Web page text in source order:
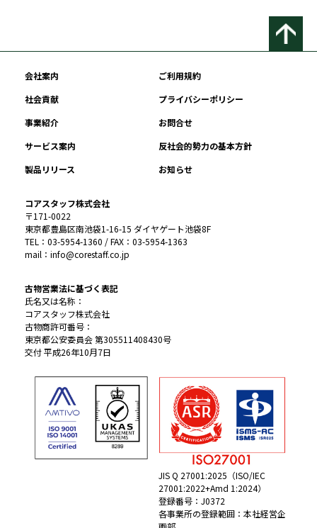
会社案内
ご利用規約
社会貢献
プライバシーポリシー
事業紹介
お問合せ
サービス案内
反社会的勢力の基本方針
製品リリース
お知らせ
コアスタッフ株式会社
〒171-0022
東京都豊島区南池袋1-16-15 ダイヤゲート池袋8F
TEL：03-5954-1360 / FAX：03-5954-1363
mail：info@corestaff.co.jp
古物営業法に基づく表記
氏名又は名称：
コアスタッフ株式会社
古物商許可番号：
東京都公安委員会 第305511408430号
交付 平成26年10月7日
JIS Q 27001:2025（ISO/IEC
27001:2022+Amd 1:2024）
登録番号：J0372
各事業所の登録範囲：本社経営企